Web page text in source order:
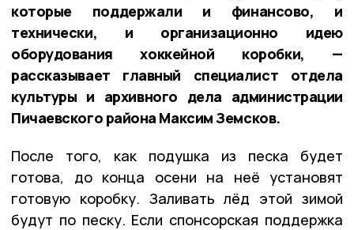
которые поддержали и финансово, и
технически, и организационно идею
оборудования хоккейной коробки, —
рассказывает главный специалист отдела
культуры и архивного дела администрации
Пичаевского района Максим Земсков.
После того, как подушка из песка будет
готова, до конца осени на неё установят
готовую коробку. Заливать лёд этой зимой
будут по песку. Если спонсорская поддержка